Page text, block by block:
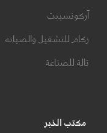
آركونسيبت
ركام للتشغيل والصيانة
تالة للصناعة
مكتب الخبر